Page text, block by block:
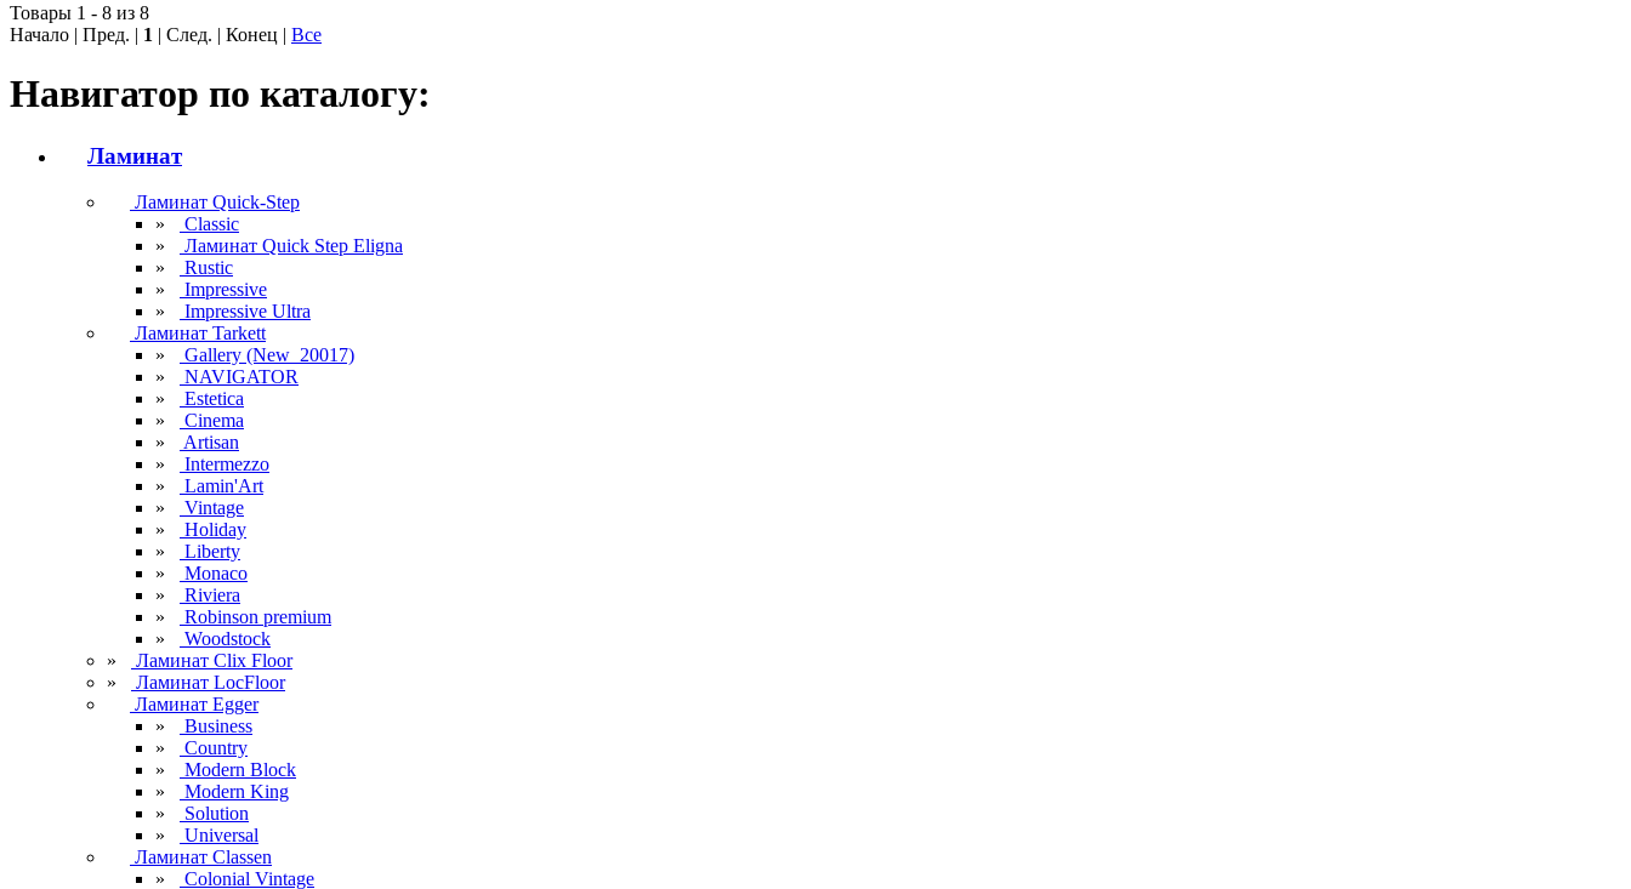
Товары 1 - 8 из 8
Начало | Пред. | 1 | След. | Конец | Все
Навигатор по каталогу:
Ламинат
Ламинат Quick-Step
»
Classic
»
Ламинат Quick Step Eligna
»
Rustic
»
Impressive
»
Impressive Ultra
Ламинат Tarkett
»
Gallery (New_20017)
»
NAVIGATOR
»
Estetica
»
Cinema
»
Artisan
»
Intermezzo
»
Lamin'Art
»
Vintage
»
Holiday
»
Liberty
»
Monaco
»
Riviera
»
Robinson premium
»
Woodstock
»
Ламинат Clix Floor
»
Ламинат LocFloor
Ламинат Egger
»
Business
»
Country
»
Modern Block
»
Modern King
»
Solution
»
Universal
Ламинат Classen
»
Colonial Vintage